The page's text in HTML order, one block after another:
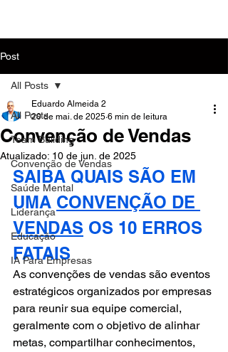
Post
All Posts
Team Building
Convenção de Vendas
Saúde Mental
Liderança
Educação
IA Para Empresas
All Posts
Convenção de Vendas
Eduardo Almeida 2
20 de mai. de 2025 6 min de leitura
Atualizado: 10 de jun. de 2025
SAIBA QUAIS SÃO EM
UMA CONVENÇÃO DE
VENDAS OS 10 ERROS
FATAIS
As convenções de vendas são eventos
estratégicos organizados por empresas
para reunir sua equipe comercial,
geralmente com o objetivo de alinhar
metas, compartilhar conhecimentos,